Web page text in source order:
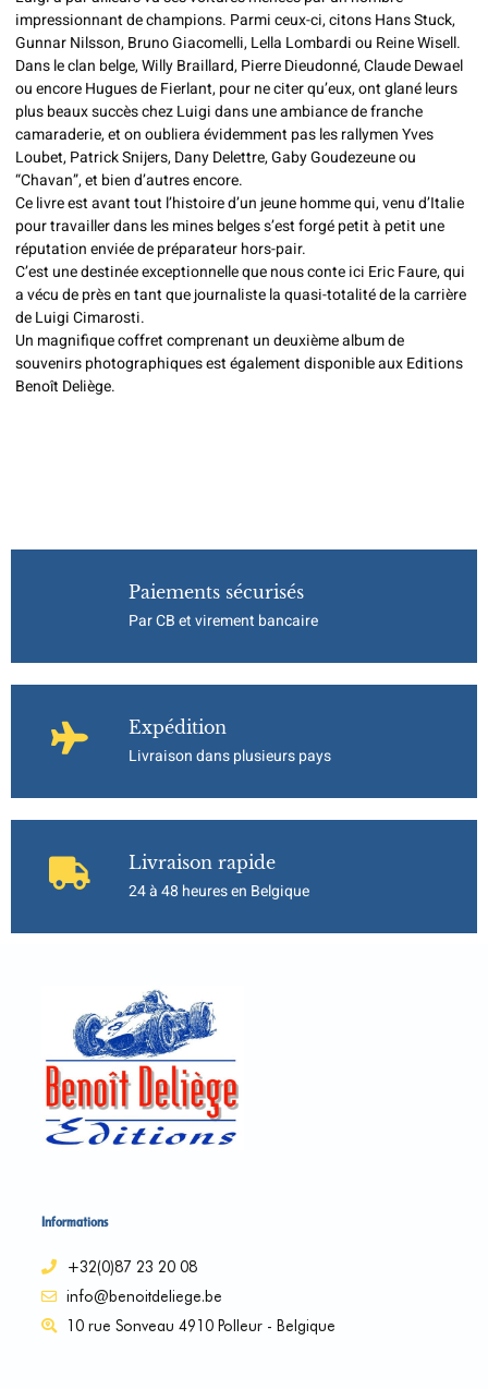
impressionnant de champions. Parmi ceux-ci, citons Hans Stuck,
Gunnar Nilsson, Bruno Giacomelli, Lella Lombardi ou Reine Wisell.
Dans le clan belge, Willy Braillard, Pierre Dieudonné, Claude Dewael
ou encore Hugues de Fierlant, pour ne citer qu’eux, ont glané leurs
plus beaux succès chez Luigi dans une ambiance de franche
camaraderie, et on oubliera évidemment pas les rallymen Yves
Loubet, Patrick Snijers, Dany Delettre, Gaby Goudezeune ou
“Chavan”, et bien d’autres encore.
Ce livre est avant tout l’histoire d’un jeune homme qui, venu d’Italie
pour travailler dans les mines belges s’est forgé petit à petit une
réputation enviée de préparateur hors-pair.
C’est une destinée exceptionnelle que nous conte ici Eric Faure, qui
a vécu de près en tant que journaliste la quasi-totalité de la carrière
de Luigi Cimarosti.
Un magnifique coffret comprenant un deuxième album de
souvenirs photographiques est également disponible aux Editions
Benoît Deliège.
Paiements sécurisés
Par CB et virement bancaire
Expédition
Livraison dans plusieurs pays
Livraison rapide
24 à 48 heures en Belgique
Informations
+32(0)87 23 20 08
info@benoitdeliege.be
10 rue Sonveau 4910 Polleur - Belgique